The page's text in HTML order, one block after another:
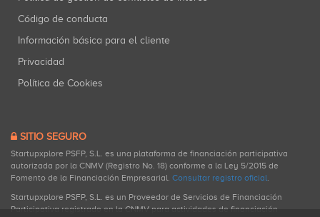
Código de conducta
Información básica para el cliente
Privacidad
Política de Cookies
SITIO SEGURO
Startupxplore PSFP, S.L. es una plataforma de financiación participativa
autorizada por la CNMV (Registro No. 18) conforme a la Ley 5/2015 de
Fomento de la Financiación Empresarial. Consultar registro oficial.
Startupxplore PSFP, S.L. es un Proveedor de Servicios de Financiación
Participativa registrado en la CNMV para actividades de financiación